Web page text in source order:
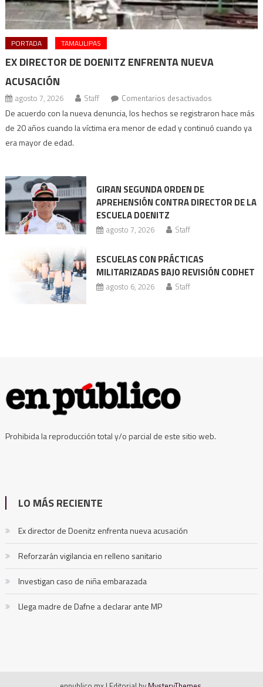
PORTADA TAMAULIPAS
EX DIRECTOR DE DOENITZ ENFRENTA NUEVA
ACUSACIÓN
agosto 7, 2026 Staff Comentarios desactivadosen
Ex
director
De acuerdo con la nueva denuncia, los hechos se registraron hace más
de 20 años cuando la víctima era menor de edad y continuó cuando ya
era mayor de edad.
GIRAN SEGUNDA ORDEN DE
APREHENSIÓN CONTRA DIRECTOR DE LA
ESCUELA DOENITZ
agosto 7, 2026 Staff
ESCUELAS CON PRÁCTICAS
MILITARIZADAS BAJO REVISIÓN CODHET
agosto 6, 2026 Staff
Prohibida la reproducción total y/o parcial de este sitio web.
LO MÁS RECIENTE
Ex director de Doenitz enfrenta nueva acusación
Reforzarán vigilancia en relleno sanitario
Investigan caso de niña embarazada
Llega madre de Dafne a declarar ante MP